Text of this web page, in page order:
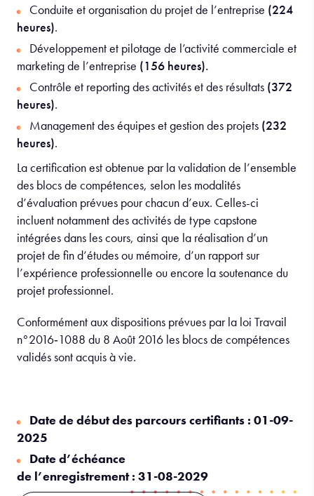
Conduite et organisation du projet de l’entreprise (224
heures).
Développement et pilotage de l’activité commerciale et
marketing de l’entreprise (156 heures).
Contrôle et reporting des activités et des résultats (372
heures).
Management des équipes et gestion des projets (232
heures).
La certification est obtenue par la validation de l’ensemble
des blocs de compétences, selon les modalités
d’évaluation prévues pour chacun d’eux. Celles-ci
incluent notamment des activités de type capstone
intégrées dans les cours, ainsi que la réalisation d’un
projet de fin d’études ou mémoire, d’un rapport sur
l’expérience professionnelle ou encore la soutenance du
projet professionnel.
Conformément aux dispositions prévues par la loi Travail
n°2016‐1088 du 8 Août 2016 les blocs de compétences
validés sont acquis à vie.
Date de début des parcours certifiants : 01-09-
2025
Date d’échéance
de l’enregistrement : 31-08-2029